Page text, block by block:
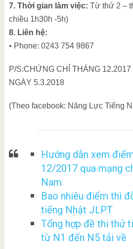
7. Thời gian làm việc: Từ thứ 2 –
chiều 1h30h -5h)
8. Liên hệ:
• Phone: 0243 754 9867
P/S:CHỨNG CHỈ THÁNG
NGÀY 5.3.2018
(Theo facebook: Năng Lực Tiếng
Hướng dẫn xem
12/2017 qua mạng
Nam
Bao nhiêu điểm thì
tiếng Nhật JLPT
Tổng hợp đề thi thử
từ N1 đến N5 tải về